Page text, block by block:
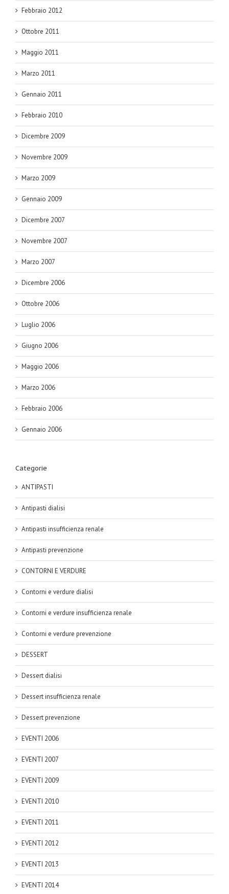
Febbraio 2012
Ottobre 2011
Maggio 2011
Marzo 2011
Gennaio 2011
Febbraio 2010
Dicembre 2009
Novembre 2009
Marzo 2009
Gennaio 2009
Dicembre 2007
Novembre 2007
Marzo 2007
Dicembre 2006
Ottobre 2006
Luglio 2006
Giugno 2006
Maggio 2006
Marzo 2006
Febbraio 2006
Gennaio 2006
Categorie
ANTIPASTI
Antipasti dialisi
Antipasti insufficienza renale
Antipasti prevenzione
CONTORNI E VERDURE
Contorni e verdure dialisi
Contorni e verdure insufficienza renale
Contorni e verdure prevenzione
DESSERT
Dessert dialisi
Dessert insufficienza renale
Dessert prevenzione
EVENTI 2006
EVENTI 2007
EVENTI 2009
EVENTI 2010
EVENTI 2011
EVENTI 2012
EVENTI 2013
EVENTI 2014